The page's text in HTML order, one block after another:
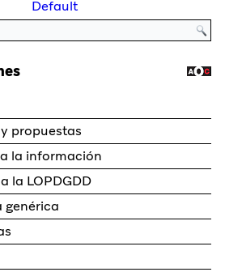
propuestas
la información
la LOPDGDD
genérica